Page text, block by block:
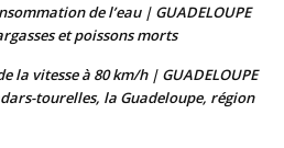
de l’eau | GUADELOUPE
et poissons morts
la vitesse à 80 km/h | GUADELOUPE
tourelles, la Guadeloupe, région